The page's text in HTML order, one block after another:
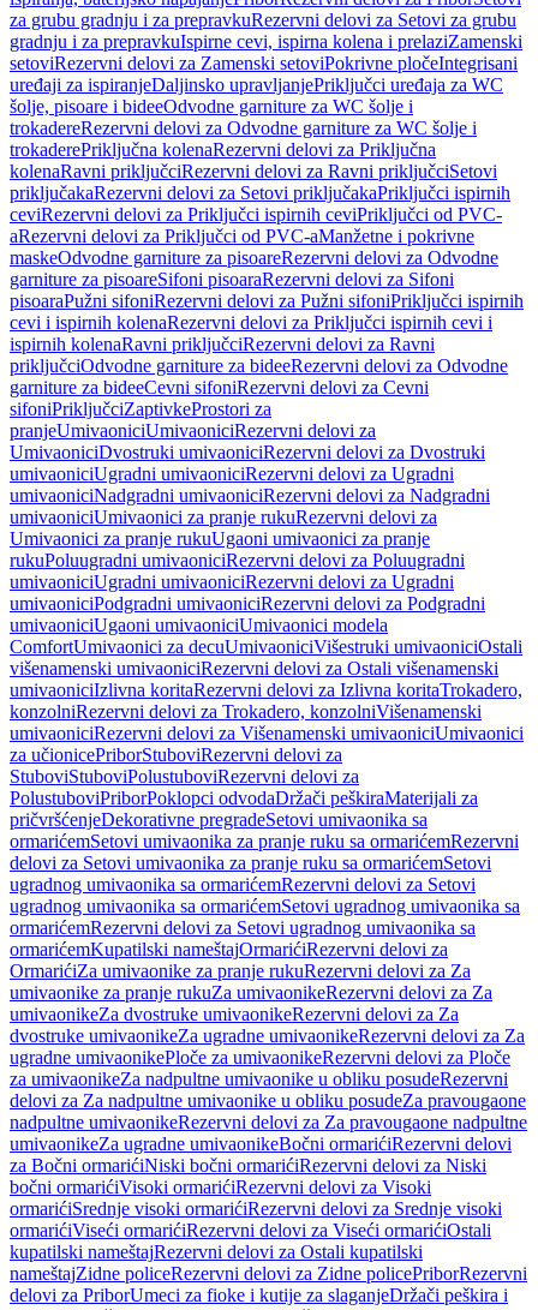
za grubu gradnju i za prepravkuRezervni delovi za Setovi za grubu
gradnju i za prepravkuIspirne cevi, ispirna kolena i prelaziZamenski
setoviRezervni delovi za Zamenski setoviPokrivne pločeIntegrisani
uređaji za ispiranjeDaljinsko upravljanjePriključci uređaja za WC
šolje, pisoare i bideeOdvodne garniture za WC šolje i
trokadereRezervni delovi za Odvodne garniture za WC šolje i
trokaderePriključna kolenaRezervni delovi za Priključna
kolenaRavni priključciRezervni delovi za Ravni priključciSetovi
priključakaRezervni delovi za Setovi priključakaPriključci ispirnih
ceviRezervni delovi za Priključci ispirnih ceviPriključci od PVC-
aRezervni delovi za Priključci od PVC-aManžetne i pokrivne
maskeOdvodne garniture za pisoareRezervni delovi za Odvodne
garniture za pisoareSifoni pisoaraRezervni delovi za Sifoni
pisoaraPužni sifoniRezervni delovi za Pužni sifoniPriključci ispirnih
cevi i ispirnih kolenaRezervni delovi za Priključci ispirnih cevi i
ispirnih kolenaRavni priključciRezervni delovi za Ravni
priključciOdvodne garniture za bideeRezervni delovi za Odvodne
garniture za bideeCevni sifoniRezervni delovi za Cevni
sifoniPriključciZaptivkeProstori za
pranjeUmivaoniciUmivaoniciRezervni delovi za
UmivaoniciDvostruki umivaoniciRezervni delovi za Dvostruki
umivaoniciUgradni umivaoniciRezervni delovi za Ugradni
umivaoniciNadgradni umivaoniciRezervni delovi za Nadgradni
umivaoniciUmivaonici za pranje rukuRezervni delovi za
Umivaonici za pranje rukuUgaoni umivaonici za pranje
rukuPoluugradni umivaoniciRezervni delovi za Poluugradni
umivaoniciUgradni umivaoniciRezervni delovi za Ugradni
umivaoniciPodgradni umivaoniciRezervni delovi za Podgradni
umivaoniciUgaoni umivaoniciUmivaonici modela
ComfortUmivaonici za decuUmivaoniciVišestruki umivaoniciOstali
višenamenski umivaoniciRezervni delovi za Ostali višenamenski
umivaoniciIzlivna koritaRezervni delovi za Izlivna koritaTrokadero,
konzolniRezervni delovi za Trokadero, konzolniVišenamenski
umivaoniciRezervni delovi za Višenamenski umivaoniciUmivaonici
za učionicePriborStuboviRezervni delovi za
StuboviStuboviPolustuboviRezervni delovi za
PolustuboviPriborPoklopci odvodaDržači peškiraMaterijali za
pričvršćenjeDekorativne pregradeSetovi umivaonika sa
ormarićemSetovi umivaonika za pranje ruku sa ormarićemRezervni
delovi za Setovi umivaonika za pranje ruku sa ormarićemSetovi
ugradnog umivaonika sa ormarićemRezervni delovi za Setovi
ugradnog umivaonika sa ormarićemSetovi ugradnog umivaonika sa
ormarićemRezervni delovi za Setovi ugradnog umivaonika sa
ormarićemKupatilski nameštajOrmarićiRezervni delovi za
OrmarićiZa umivaonike za pranje rukuRezervni delovi za Za
umivaonike za pranje rukuZa umivaonikeRezervni delovi za Za
umivaonikeZa dvostruke umivaonikeRezervni delovi za Za
dvostruke umivaonikeZa ugradne umivaonikeRezervni delovi za Za
ugradne umivaonikePloče za umivaonikeRezervni delovi za Ploče
za umivaonikeZa nadpultne umivaonike u obliku posudeRezervni
delovi za Za nadpultne umivaonike u obliku posudeZa pravougaone
nadpultne umivaonikeRezervni delovi za Za pravougaone nadpultne
umivaonikeZa ugradne umivaonikeBočni ormarićiRezervni delovi
za Bočni ormarićiNiski bočni ormarićiRezervni delovi za Niski
bočni ormarićiVisoki ormarićiRezervni delovi za Visoki
ormarićiSrednje visoki ormarićiRezervni delovi za Srednje visoki
ormarićiViseći ormarićiRezervni delovi za Viseći ormarićiOstali
kupatilski nameštajRezervni delovi za Ostali kupatilski
nameštajZidne policeRezervni delovi za Zidne policePriborRezervni
delovi za PriborUmeci za fioke i kutije za slaganjeDržači peškira i